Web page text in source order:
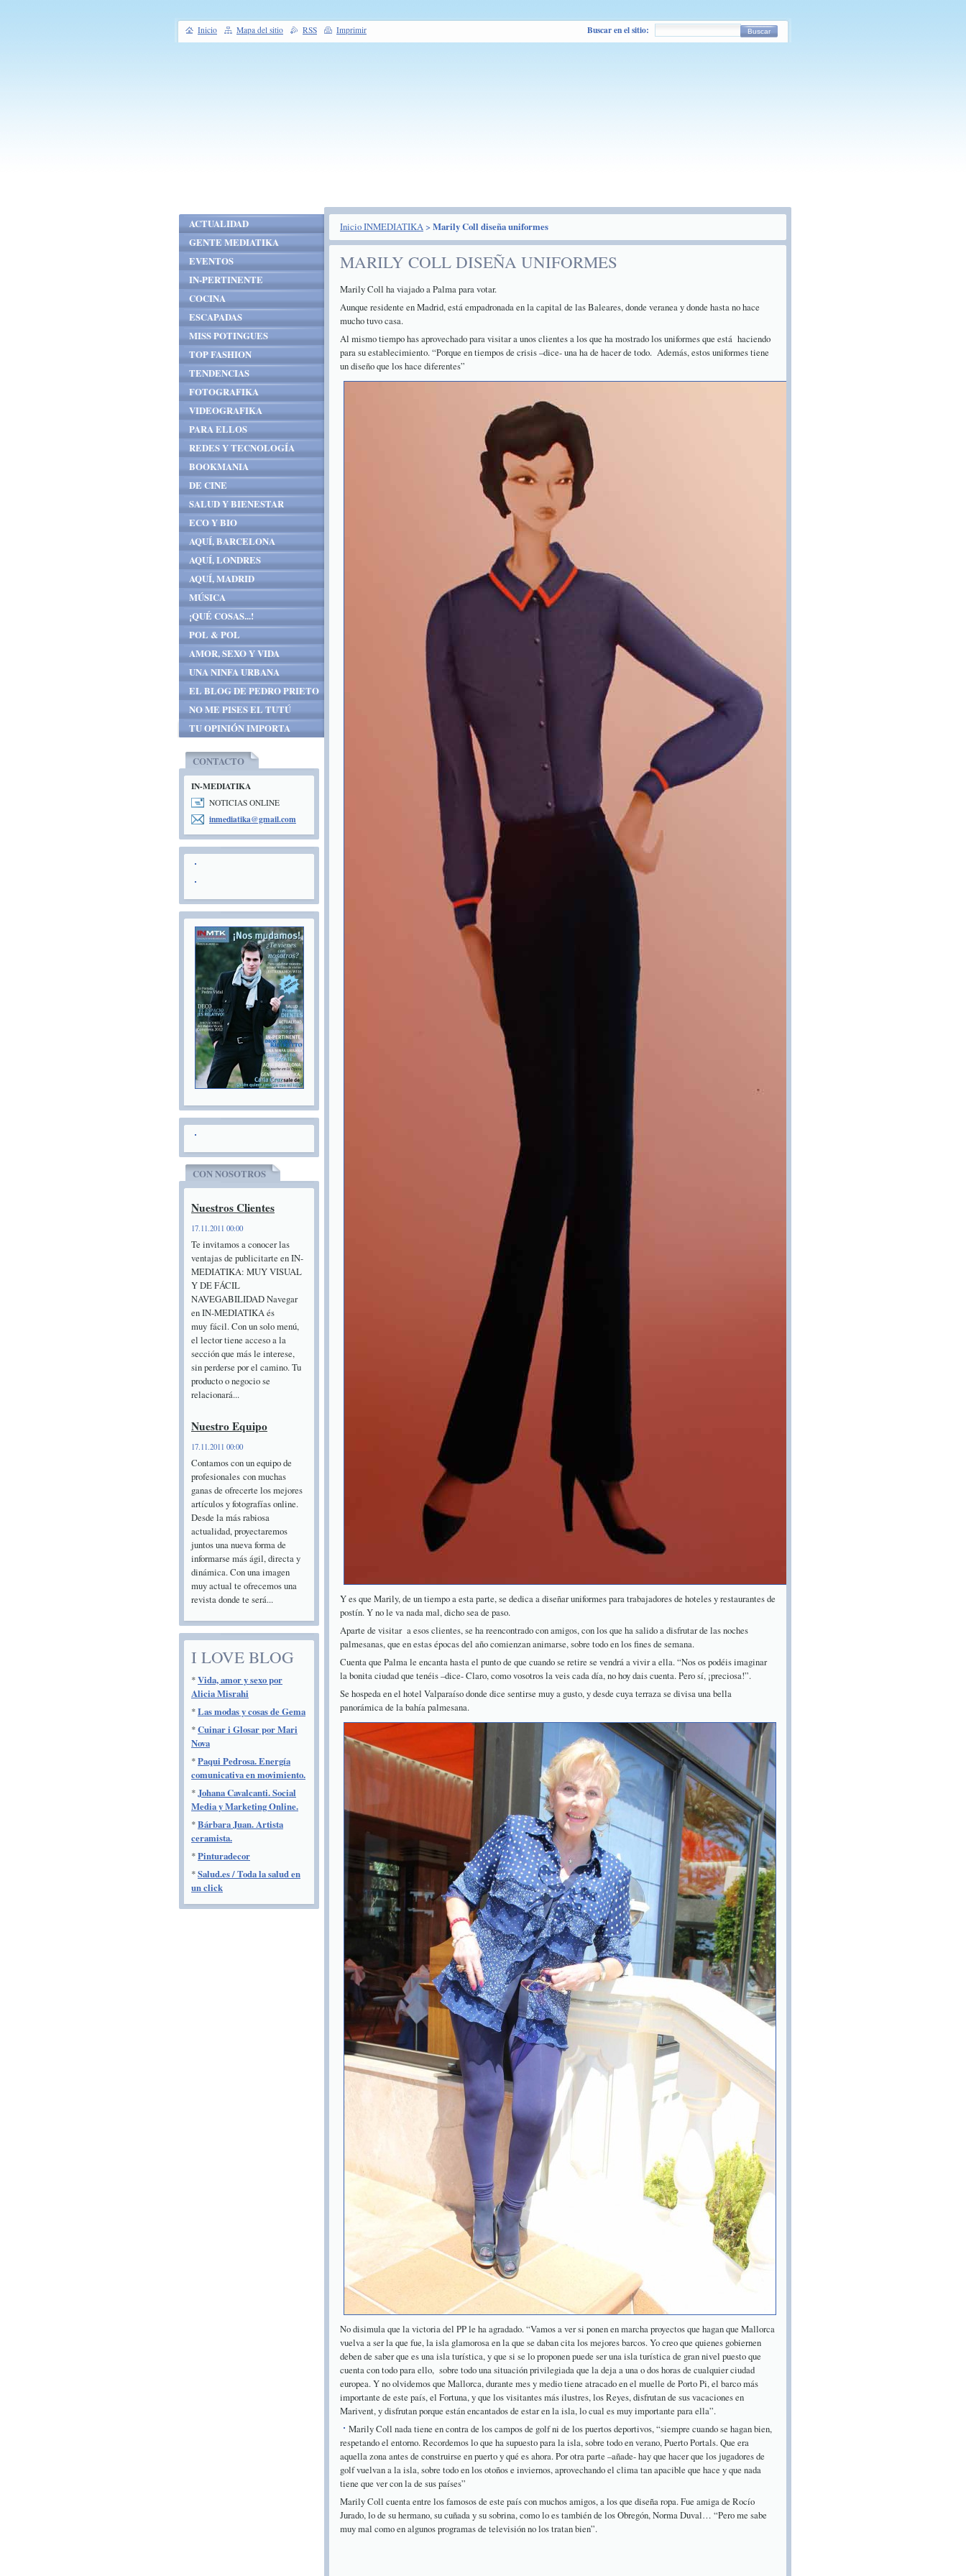
Inicio INMEDIATIKA> Marily Coll diseña uniformes
MARILY COLL DISEÑA UNIFORMES
Marily Coll ha viajado a Palma para votar.
Aunque residente en Madrid, está empadronada en la capital de las Baleares, donde veranea y donde hasta no hace
mucho tuvo casa.
Al mismo tiempo has aprovechado para visitar a unos clientes a los que ha mostrado los uniformes que está haciendo
para su establecimiento. “Porque en tiempos de crisis –dice- una ha de hacer de todo. Además, estos uniformes tiene
un diseño que los hace diferentes”
Y es que Marily, de un tiempo a esta parte, se dedica a diseñar uniformes para trabajadores de hoteles y restaurantes de
postín. Y no le va nada mal, dicho sea de paso.
Aparte de visitar a esos clientes, se ha reencontrado con amigos, con los que ha salido a disfrutar de las noches
palmesanas, que en estas épocas del año comienzan animarse, sobre todo en los fines de semana.
Cuenta que Palma le encanta hasta el punto de que cuando se retire se vendrá a vivir a ella. “Nos os podéis imaginar
la bonita ciudad que tenéis –dice- Claro, como vosotros la veis cada día, no hoy dais cuenta. Pero sí, ¡preciosa!”.
Se hospeda en el hotel Valparaíso donde dice sentirse muy a gusto, y desde cuya terraza se divisa una bella
panorámica de la bahía palmesana.
No disimula que la victoria del PP le ha agradado. “Vamos a ver si ponen en marcha proyectos que hagan que Mallorca
vuelva a ser la que fue, la isla glamorosa en la que se daban cita los mejores barcos. Yo creo que quienes gobiernen
deben de saber que es una isla turística, y que si se lo proponen puede ser una isla turística de gran nivel puesto que
cuenta con todo para ello, sobre todo una situación privilegiada que la deja a una o dos horas de cualquier ciudad
europea. Y no olvidemos que Mallorca, durante mes y medio tiene atracado en el muelle de Porto Pi, el barco más
importante de este país, el Fortuna, y que los visitantes más ilustres, los Reyes, disfrutan de sus vacaciones en
Marivent, y disfrutan porque están encantados de estar en la isla, lo cual es muy importante para ella”.
Marily Coll nada tiene en contra de los campos de golf ni de los puertos deportivos, “siempre cuando se hagan bien,
respetando el entorno. Recordemos lo que ha supuesto para la isla, sobre todo en verano, Puerto Portals. Que era
aquella zona antes de construirse en puerto y qué es ahora. Por otra parte –añade- hay que hacer que los jugadores de
golf vuelvan a la isla, sobre todo en los otoños e inviernos, aprovechando el clima tan apacible que hace y que nada
tiene que ver con la de sus países”
Marily Coll cuenta entre los famosos de este país con muchos amigos, a los que diseña ropa. Fue amiga de Rocío
Jurado, lo de su hermano, su cuñada y su sobrina, como lo es también de los Obregón, Norma Duval… “Pero me sabe
muy mal como en algunos programas de televisión no los tratan bien”.
ACTUALIDAD
GENTE MEDIATIKA
EVENTOS
IN-PERTINENTE
COCINA
ESCAPADAS
MISS POTINGUES
TOP FASHION
TENDENCIAS
FOTOGRAFIKA
VIDEOGRAFIKA
PARA ELLOS
REDES Y TECNOLOGÍA
BOOKMANIA
DE CINE
SALUD Y BIENESTAR
ECO Y BIO
AQUÍ, BARCELONA
AQUÍ, LONDRES
AQUÍ, MADRID
MÚSICA
¡QUÉ COSAS...!
POL & POL
AMOR, SEXO Y VIDA
UNA NINFA URBANA
EL BLOG DE PEDRO PRIETO
NO ME PISES EL TUTÚ
TU OPINIÓN IMPORTA
CONTACTO
IN-MEDIATIKA
NOTICIAS ONLINE
inmediatika@gmail.com
CON NOSOTROS
Nuestros Clientes
17.11.2011 00:00
Te invitamos a conocer las
ventajas de publicitarte en IN-
MEDIATIKA: MUY VISUAL
Y DE FÁCIL
NAVEGABILIDAD Navegar
en IN-MEDIATIKA és
muy fácil. Con un solo menú,
el lector tiene acceso a la
sección que más le interese,
sin perderse por el camino. Tu
producto o negocio se
relacionará...
Nuestro Equipo
17.11.2011 00:00
Contamos con un equipo de
profesionales con muchas
ganas de ofrecerte los mejores
artículos y fotografías online.
Desde la más rabiosa
actualidad, proyectaremos
juntos una nueva forma de
informarse más ágil, directa y
dinámica. Con una imagen
muy actual te ofrecemos una
revista donde te será...
I LOVE BLOG
*Vida, amor y sexo por
Alicia Misrahi
*Las modas y cosas de Gema
*Cuinar i Glosar por Mari
Nova
*Paqui Pedrosa. Energía
comunicativa en movimiento.
*Johana Cavalcanti. Social
Media y Marketing Online.
*Bárbara Juan. Artista
ceramista.
*Pinturadecor
*Salud.es / Toda la salud en
un click
Inicio Mapa del sitio RSS Imprimir Buscar en el sitio: Buscar